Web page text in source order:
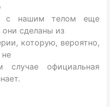
с нашим телом еще
сделаны из
которую, вероятно,
случае официальная